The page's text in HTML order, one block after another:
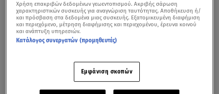
Χρήση επακριβών δεδομένων γεωεντοπισμού. Ακριβής σάρωση
χαρακτηριστικών συσκευής για αναγνώριση ταυτότητας. Αποθήκευση ή/
και πρόσβαση στα δεδομένα μιας συσκευής. Εξατομικευμένη διαφήμιση
και περιεχόμενο, μέτρηση διαφήμισης και περιεχομένου, έρευνα κοινού
και ανάπτυξη υπηρεσιών.
Κατάλογος συνεργατών (προμηθευτές)
Εμφάνιση σκοπών